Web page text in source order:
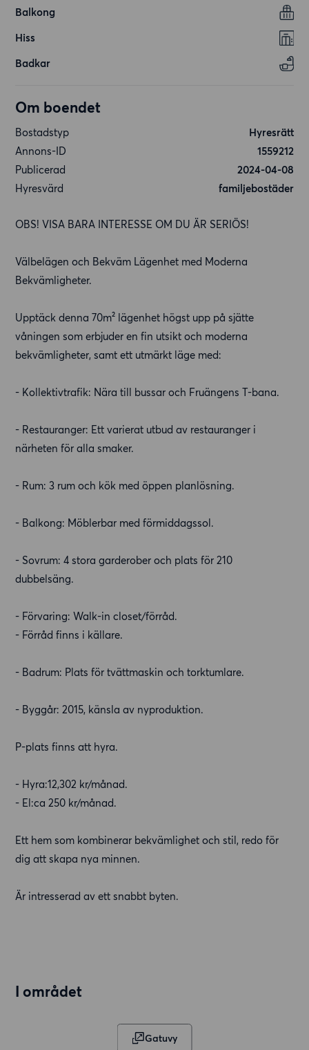
Balkong
Hiss
Badkar
Om boendet
Bostadstyp
Hyresrätt
Annons-ID
1559212
Publicerad
2024-04-08
Hyresvärd
familjebostäder
OBS! VISA BARA INTERESSE OM DU ÄR SERIÖS!
Välbelägen och Bekväm Lägenhet med Moderna
Bekvämligheter.
Upptäck denna 70m² lägenhet högst upp på sjätte
våningen som erbjuder en fin utsikt och moderna
bekvämligheter, samt ett utmärkt läge med:
- Kollektivtrafik: Nära till bussar och Fruängens T-bana.
- Restauranger: Ett varierat utbud av restauranger i
närheten för alla smaker.
- Rum: 3 rum och kök med öppen planlösning.
- Balkong: Möblerbar med förmiddagssol.
- Sovrum: 4 stora garderober och plats för 210
dubbelsäng.
- Förvaring: Walk-in closet/förråd.
- Förråd finns i källare.
- Badrum: Plats för tvättmaskin och torktumlare.
- Byggår: 2015, känsla av nyproduktion.
P-plats finns att hyra.
- Hyra:12,302 kr/månad.
- El:ca 250 kr/månad.
Ett hem som kombinerar bekvämlighet och stil, redo för
dig att skapa nya minnen.
Är intresserad av ett snabbt byten.
I området
Gatuvy